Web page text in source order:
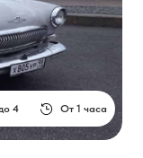
От 1 часа
4